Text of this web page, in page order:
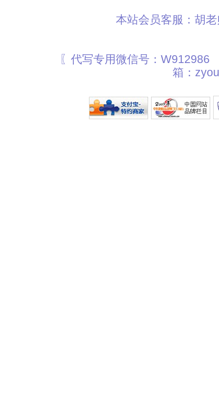
本站会员客服：胡
〖代写专用微信号：
箱：